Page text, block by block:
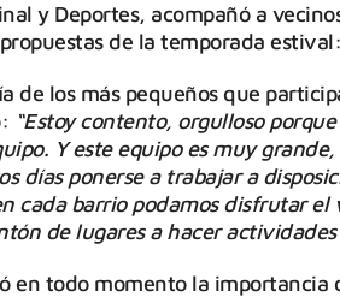
y Deportes, acompañó a
de la temporada
de los más pequeños que
“Estoy contento, orgulloso
Y este equipo es muy
días ponerse a trabajar a
cada barrio podamos disfrutar
de lugares a hacer
en todo momento la importancia